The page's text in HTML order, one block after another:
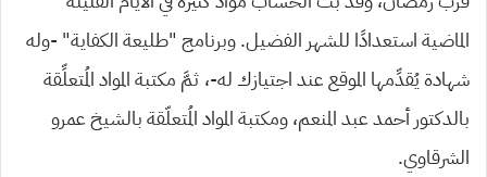
الماضية استعدادًا للشهر الفضيل. وبرنامج “طليعة الكفاية” -وله
شهادة يُقدِّمها الموقع عند اجتيازك له-، ثمَّ مكتبة المواد المُتعلِّقة
بالدكتور أحمد عبد المنعم، ومكتبة المواد المُتعلّقة بالشيخ عمرو
الشرقاوي.